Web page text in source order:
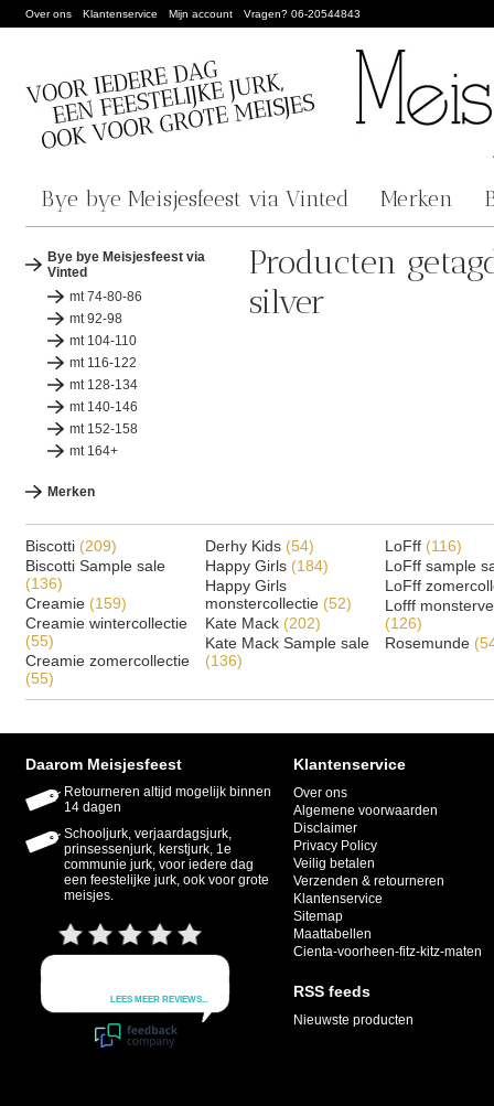
Over ons Klantenservice Mijn account Vragen? 06-20544843
Bye bye Meisjesfeest via Vinted Merken
Bye bye Meisjesfeest via
Vinted
mt 74-80-86
mt 92-98
mt 104-110
mt 116-122
mt 128-134
mt 140-146
mt 152-158
mt 164+
Merken
Producten
silver
Biscotti (209)
Biscotti Sample sale
(136)
Creamie (159)
Creamie wintercollectie
(55)
Creamie zomercollectie
(55)
Derhy Kids (54)
Happy Girls (184)
Happy Girls
monstercollectie (52)
Kate Mack (202)
Kate Mack Sample sale
(136)
LoFff (116)
LoFff sample
LoFff
Lofff
(126)
Rosemunde
Daarom Meisjesfeest
Retourneren altijd mogelijk binnen
14 dagen
Schooljurk, verjaardagsjurk,
prinsessenjurk, kerstjurk, 1e
communie jurk, voor iedere dag
een feestelijke jurk, ook voor grote
meisjes.
Klantenservice
Over ons
Algemene voorwaarden
Disclaimer
Privacy Policy
Veilig betalen
Verzenden & retourneren
Klantenservice
Sitemap
Maattabellen
Cienta-voorheen-fitz-kitz-maten
RSS feeds
Nieuwste producten